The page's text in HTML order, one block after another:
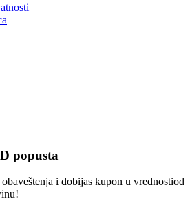
popusta
i dobijas kupon u vrednostiod